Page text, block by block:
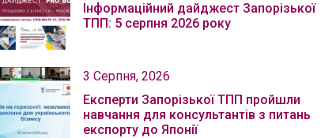
Інформаційний дайджест Запорізької
ТПП: 5 серпня 2026 року
3 Серпня, 2026
Експерти Запорізької ТПП пройшли
навчання для консультантів з питань
експорту до Японії